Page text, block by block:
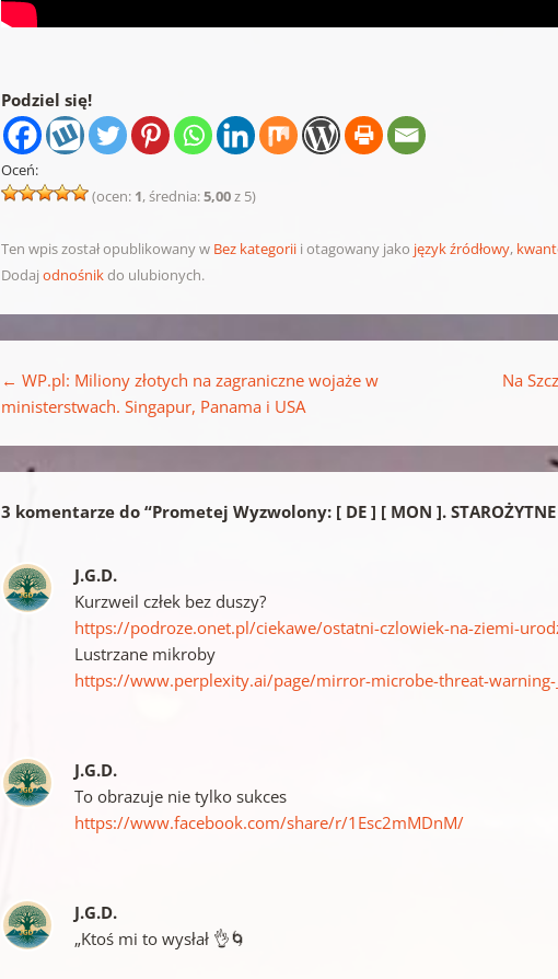
Podziel się!
Oceń:
(ocen: 1, średnia:5,00z 5)
Ten wpis został opublikowany w Bez kategorii i otagowany jako język źródłowy,
Dodajodnośnikdo ulubionych.
← WP.pl: Miliony złotych na zagraniczne wojaże w
ministerstwach. Singapur, Panama i USA
Na
3 komentarze do “Prometej Wyzwolony: [ DE ] [ MON ]. STAROŻYTNE
J.G.D.
Kurzweil człek bez duszy?
https://podroze.onet.pl/ciekawe/ostatni-czlowiek-na-ziemi-
Lustrzane mikroby
https://www.perplexity.ai/page/mirror-microbe-threat-warning-
J.G.D.
To obrazuje nie tylko sukces
https://www.facebook.com/share/r/1Esc2mMDnM/
J.G.D.
„Ktoś mi to wysłał 👌🌀